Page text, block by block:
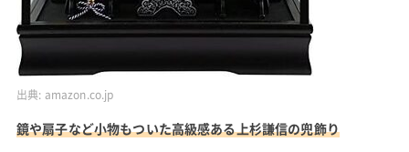
出典: amazon.co.jp
鏡や扇子など小物もついた高級感ある上杉謙信の兜飾り